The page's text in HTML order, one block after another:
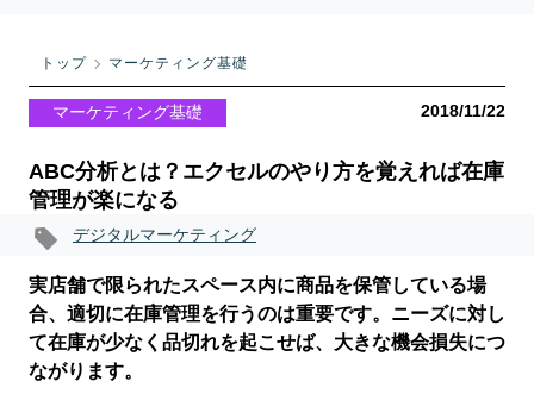
トップ マーケティング基礎
マーケティング基礎 2018/11/22
ABC分析とは？エクセルのやり方を覚えれば在庫
管理が楽になる
デジタルマーケティング
実店舗で限られたスペース内に商品を保管している場
合、適切に在庫管理を行うのは重要です。ニーズに対し
て在庫が少なく品切れを起こせば、大きな機会損失につ
ながります。